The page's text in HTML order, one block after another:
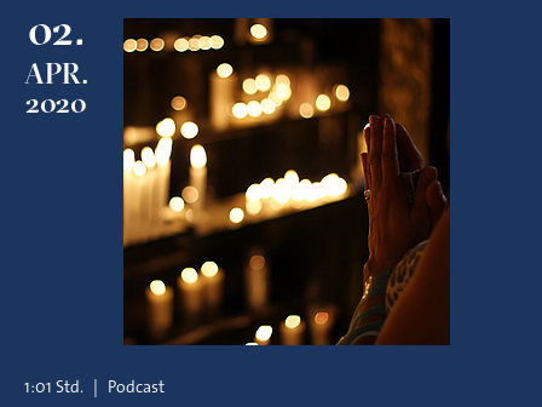
02.
APR.
2020
1:01 Std. | Podcast